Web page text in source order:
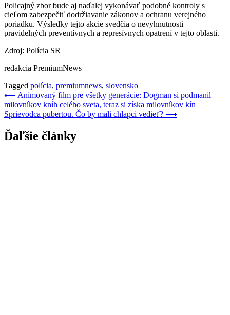
Policajný zbor bude aj naďalej vykonávať podobné kontroly s
cieľom zabezpečiť dodržiavanie zákonov a ochranu verejného
poriadku. Výsledky tejto akcie svedčia o nevyhnutnosti
pravidelných preventívnych a represívnych opatrení v tejto oblasti.
Zdroj: Polícia SR
redakcia PremiumNews
Tagged polícia, premiumnews, slovensko
Navigácia
v
⟵ Animovaný film pre všetky generácie: Dogman si podmanil
milovníkov kníh celého sveta, teraz si získa milovníkov kín
Sprievodca pubertou. Čo by mali chlapci vedieť? ⟶
Ďaľšie články